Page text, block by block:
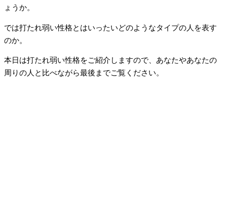
ょうか。
では打たれ弱い性格とはいったいどのようなタイプの人を表す
のか。
本日は打たれ弱い性格をご紹介しますので、あなたやあなたの
周りの人と比べながら最後までご覧ください。